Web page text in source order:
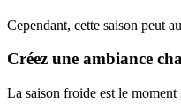
Cependant, cette saison peut
Créez une ambiance
La saison froide est le